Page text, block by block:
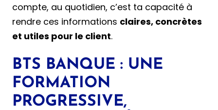
compte, au quotidien, c’est ta capacité à
rendre ces informations claires, concrètes
et utiles pour le client.
BTS BANQUE : UNE
FORMATION
PROGRESSIVE,